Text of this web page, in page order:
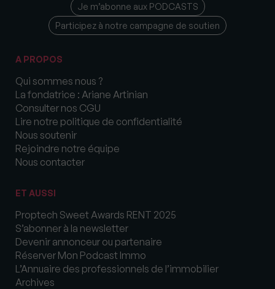
Je m’abonne aux PODCASTS
Participez à notre campagne de soutien
A PROPOS
Qui sommes nous ?
La fondatrice : Ariane Artinian
Consulter nos CGU
Lire notre politique de confidentialité
Nous soutenir
Rejoindre notre équipe
Nous contacter
ET AUSSI
Proptech Sweet Awards RENT 2025
S’abonner à la newsletter
Devenir annonceur ou partenaire
Réserver Mon Podcast Immo
L’Annuaire des professionnels de l’immobilier
Archives